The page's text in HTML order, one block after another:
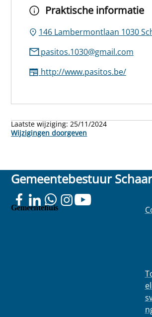
Praktische informatie
146 Lambermontlaan 1030
pasitos.1030@gmail.com
http://www.pasitos.be/
Laatste wijziging:25/11/2024
Wijzigingen doorgeven
Gemeentebestuur
Gemeentehuis